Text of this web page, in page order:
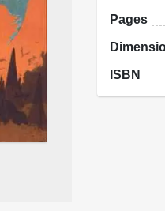
Pages
ISBN